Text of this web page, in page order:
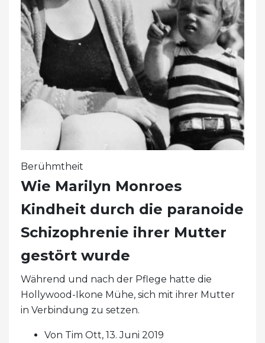
Berühmtheit
Wie Marilyn Monroes
Kindheit durch die paranoide
Schizophrenie ihrer Mutter
gestört wurde
Während und nach der Pflege hatte die
Hollywood-Ikone Mühe, sich mit ihrer Mutter
in Verbindung zu setzen.
Von Tim Ott, 13. Juni 2019